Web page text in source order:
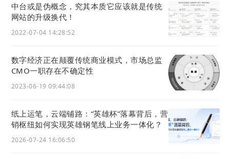
1、登陆网址https://ltd.com/，点右上角，已注册账号进行登陆，
没有账号进行注册。
中台或是伪概念，究其本质它应该就是传统
网站的升级换代！
2022-07-04 14:28:52
数字经济正在颠覆传统商业模式，市场总监
CMO一职存在不确定性
2023-06-19 09:44:08
纸上运笔，云端铺路：“英雄杯”落幕背后，营
销枢纽如何实现英雄钢笔线上业务一体化？
2026-07-24 16:06:50